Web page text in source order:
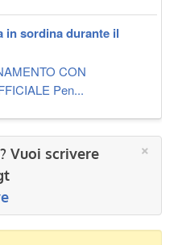
in sordina durante il
CON
Pen...
×
Vuoi scrivere